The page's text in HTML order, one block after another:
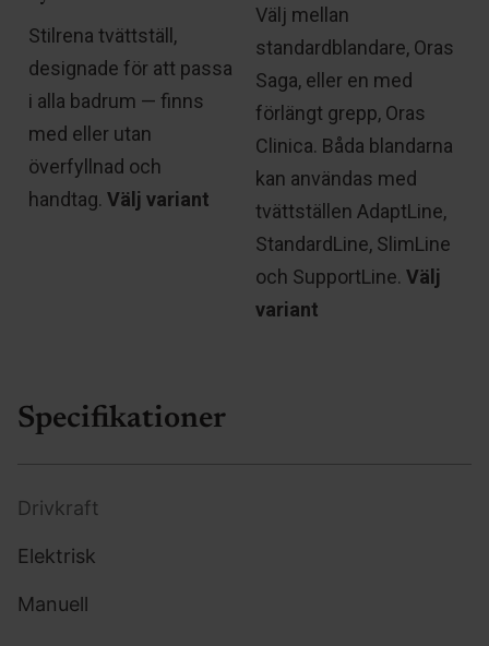
Stilrena tvättställ,
designade för att passa
i alla badrum — finns
med eller utan
överfyllnad och
handtag. Välj variant
Välj mellan
standardblandare, Oras
Saga, eller en med
förlängt grepp, Oras
Clinica. Båda blandarna
kan användas med
tvättställen AdaptLine,
StandardLine, SlimLine
och SupportLine. Välj
variant
Specifikationer
Drivkraft
Elektrisk
Manuell